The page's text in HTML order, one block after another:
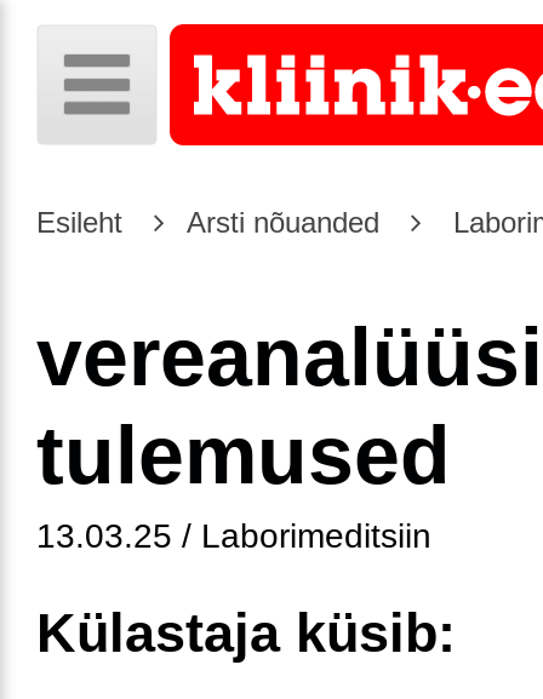
Esileht Arsti nõuanded
vereanalüüsi
tulemused
13.03.25 / Laborimeditsiin
Külastaja küsib: